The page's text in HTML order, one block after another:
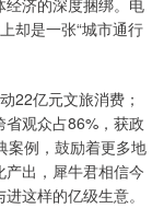
经济的深度捆绑。电
却是一张“城市通行
22亿元文旅消费；
观众占86%，获政
案例，鼓励着更多地
出，犀牛君相信今
这样的亿级生意。